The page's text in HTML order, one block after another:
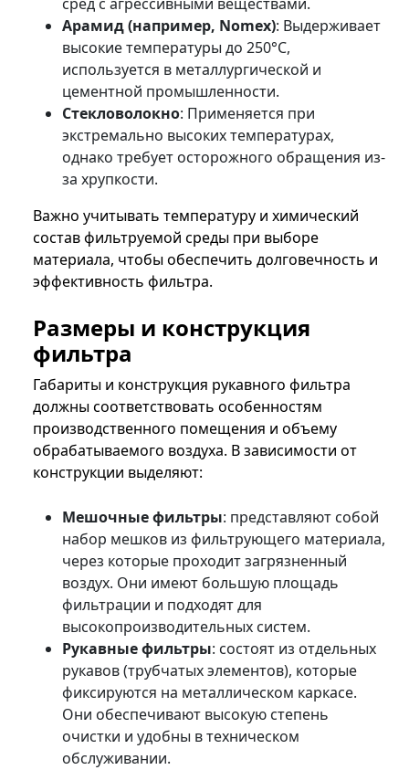
Арамид (например, Nomex): Выдерживает
высокие температуры до 250°C,
используется в металлургической и
цементной промышленности.
Стекловолокно: Применяется при
экстремально высоких температурах,
однако требует осторожного обращения из-
за хрупкости.
Важно учитывать температуру и химический
состав фильтруемой среды при выборе
материала, чтобы обеспечить долговечность и
эффективность фильтра.
Размеры и конструкция
фильтра
Габариты и конструкция рукавного фильтра
должны соответствовать особенностям
производственного помещения и объему
обрабатываемого воздуха. В зависимости от
конструкции выделяют:
Мешочные фильтры: представляют собой
набор мешков из фильтрующего материала,
через которые проходит загрязненный
воздух. Они имеют большую площадь
фильтрации и подходят для
высокопроизводительных систем.
Рукавные фильтры: состоят из отдельных
рукавов (трубчатых элементов), которые
фиксируются на металлическом каркасе.
Они обеспечивают высокую степень
очистки и удобны в техническом
обслуживании.